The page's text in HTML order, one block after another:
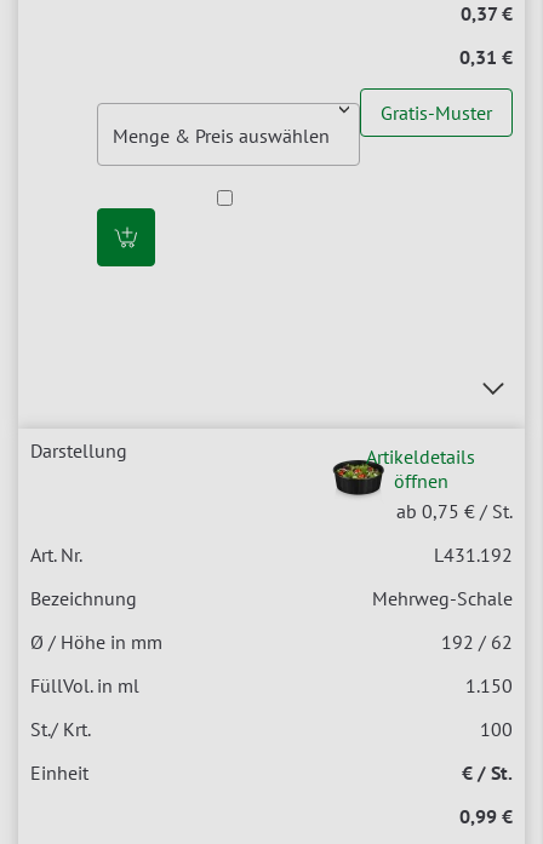
0,37 €
0,31 €
Gratis-Muster
Artikeldetails
öffnen
ab 0,75 € / St.
L431.192
Mehrweg-Schale
192 / 62
1.150
100
€ / St.
0,99 €